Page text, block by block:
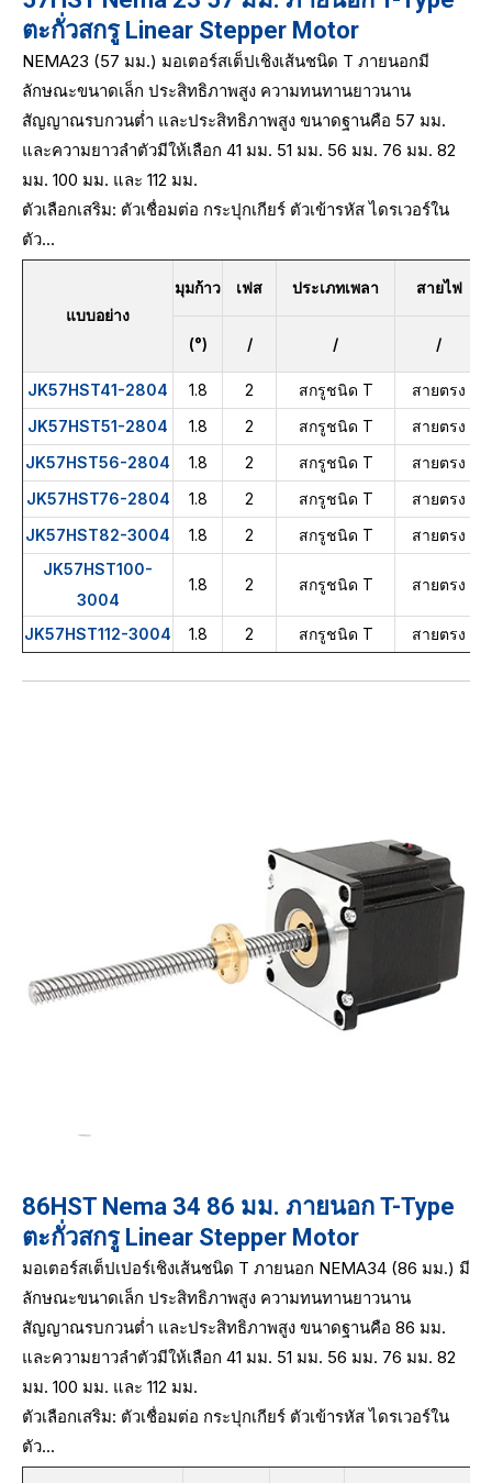
ตะกั่วสกรู Linear Stepper Motor
NEMA23 (57 มม.) มอเตอร์สเต็ปเชิงเส้นชนิด T ภายนอกมี
ลักษณะขนาดเล็ก ประสิทธิภาพสูง ความทนทานยาวนาน
สัญญาณรบกวนต่ำ และประสิทธิภาพสูง ขนาดฐานคือ 57 มม.
และความยาวลำตัวมีให้เลือก 41 มม. 51 มม. 56 มม. 76 มม. 82
มม. 100 มม. และ 112 มม.
ตัวเลือกเสริม: ตัวเชื่อมต่อ กระปุกเกียร์ ตัวเข้ารหัส ไดรเวอร์ใน
ตัว...
แบบอย่าง
มุมก้าว เฟส ประเภทเพลา สายไฟ
(°) / / /
JK57HST41-2804 1.8 2 สกรูชนิด T
สายตรง
JK57HST51-2804
1.8 2 สกรูชนิด T
สายตรง
JK57HST56-2804
1.8 2 สกรูชนิด T
สายตรง
JK57HST76-2804
1.8 2 สกรูชนิด T
สายตรง
JK57HST82-3004
1.8 2 สกรูชนิด T
สายตรง
JK57HST100-
3004
1.8 2 สกรูชนิด T สายตรง
JK57HST112-3004 1.8 2 สกรูชนิด T สายตรง
86HST Nema 34 86 มม. ภายนอก T-Type
ตะกั่วสกรู Linear Stepper Motor
มอเตอร์สเต็ปเปอร์เชิงเส้นชนิด T ภายนอก NEMA34 (86 มม.) มี
ลักษณะขนาดเล็ก ประสิทธิภาพสูง ความทนทานยาวนาน
สัญญาณรบกวนต่ำ และประสิทธิภาพสูง ขนาดฐานคือ 86 มม.
และความยาวลำตัวมีให้เลือก 41 มม. 51 มม. 56 มม. 76 มม. 82
มม. 100 มม. และ 112 มม.
ตัวเลือกเสริม: ตัวเชื่อมต่อ กระปุกเกียร์ ตัวเข้ารหัส ไดรเวอร์ใน
ตัว...